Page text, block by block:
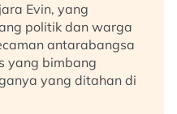
Evin, yang
politik dan warga
antarabangsa
yang bimbang
yang ditahan di